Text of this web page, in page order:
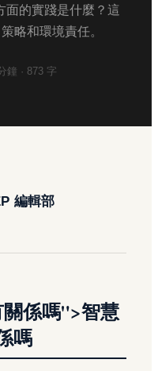
面的實踐是什麼？這
略和環境責任。
鐘 · 873 字
編輯部
關係嗎">智慧
嗎